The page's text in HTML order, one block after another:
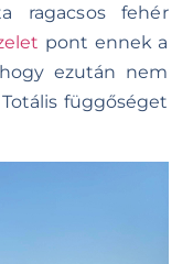
ragacsos fehér
pont ennek a
ezután nem
függőséget